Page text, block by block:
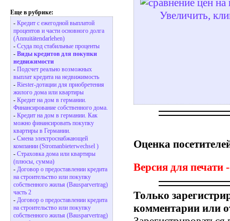
Еще в рубрике:
- Кредит с ежегодной выплатой
процентов и части основного долга
(Annuitätendarlehen)
- Ссуда под стабильные проценты
- Виды кредитов для покупки
недвижимости
- Подсчет реально возможных
выплат кредита на недвижимость
- Riester-дотации для приобретения
жилого дома или квартиры
- Кредит на дом в германии.
Финансирование собственного дома.
- Кредит на дом в германии. Как
можно финансировать покупку
квартиры в Германии.
- Смена электроснабжающей
компании (Stromanbieterwechsel )
- Страховка дома или квартиры
(плюсы, сумма)
- Договор о предоставлении кредита
на строительство или покупку
собственного жилья (Bausparvertrag)
часть 2
- Договор о предоставлении кредита
на строительство или покупку
собственного жилья (Bausparvertrag)
Увеличить,
Оценка
Версия для печати
Только
комментарии или